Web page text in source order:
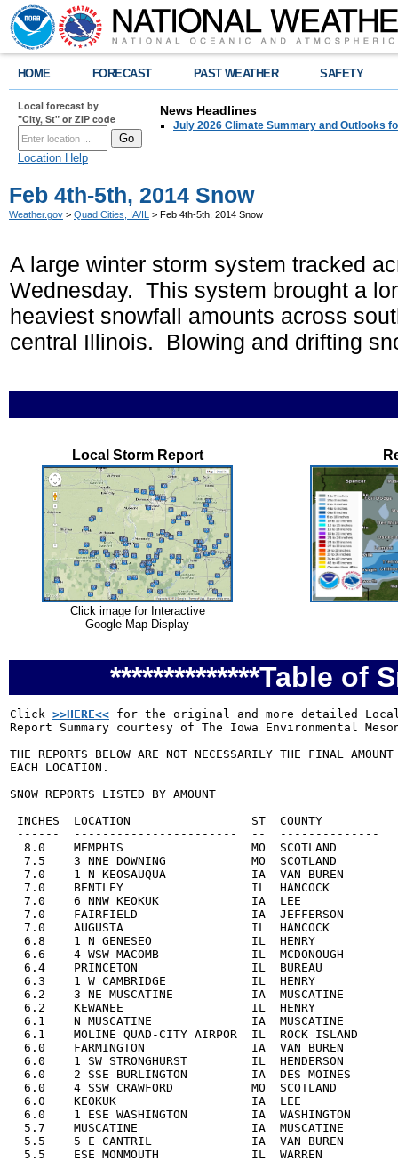
HOME FORECAST PAST WEATHER SAFETY
Local forecast by
"City, St" or ZIP code
Location Help
News Headlines
July 2026 Climate Summary and Outlooks
Feb 4th-5th, 2014 Snow
Weather.gov > Quad Cities, IA/IL > Feb 4th-5th, 2014 Snow
A large winter storm system tracked
Wednesday. This system brought a
heaviest snowfall amounts across
central Illinois. Blowing and drifting
Local Storm Report
Click image for Interactive
Google Map Display
**************Table of
Click >>HERE<< for the original and more detailed
Report Summary courtesy of The Iowa Environmental
THE REPORTS BELOW ARE NOT NECESSARILY THE FINAL
EACH LOCATION.
SNOW REPORTS LISTED BY AMOUNT
INCHES  LOCATION                 ST  COUNTY
------  -----------------------  --  --------------
8.0    MEMPHIS                  MO  SCOTLAND
7.5    3 NNE DOWNING            MO  SCOTLAND
7.0    1 N KEOSAUQUA            IA  VAN BUREN
7.0    BENTLEY                  IL  HANCOCK
7.0    6 NNW KEOKUK             IA  LEE
7.0    FAIRFIELD                IA  JEFFERSON
7.0    AUGUSTA                  IL  HANCOCK
6.8    1 N GENESEO              IL  HENRY
6.6    4 WSW MACOMB             IL  MCDONOUGH
6.4    PRINCETON                IL  BUREAU
6.3    1 W CAMBRIDGE            IL  HENRY
6.2    3 NE MUSCATINE           IA  MUSCATINE
6.2    KEWANEE                  IL  HENRY
6.1    N MUSCATINE              IA  MUSCATINE
6.1    MOLINE QUAD-CITY AIRPOR  IL  ROCK ISLAND
6.0    FARMINGTON               IA  VAN BUREN
6.0    1 SW STRONGHURST         IL  HENDERSON
6.0    2 SSE BURLINGTON         IA  DES MOINES
6.0    4 SSW CRAWFORD           MO  SCOTLAND
6.0    KEOKUK                   IA  LEE
6.0    1 ESE WASHINGTON         IA  WASHINGTON
5.7    MUSCATINE                IA  MUSCATINE
5.5    5 E CANTRIL              IA  VAN BUREN
5.5    ESE MONMOUTH             IL  WARREN